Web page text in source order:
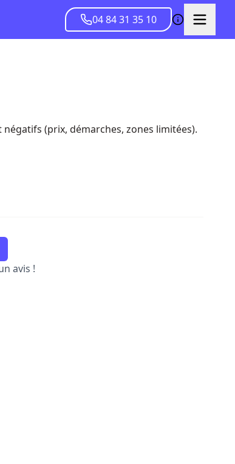
04 84 31 35 10
(prix, démarches, zones limitées).
avis !